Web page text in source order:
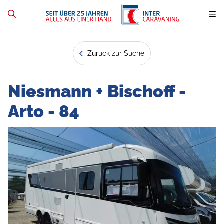
Zurück zur Suche
Niesmann + Bischoff -
Arto - 84